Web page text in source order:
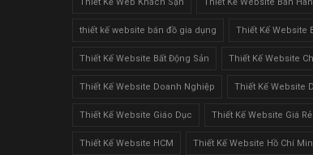
thiết kế website bán đồ gia dụng Thiết Kế Website
Thiết Kế Website Bất Động Sản Thiết Kế Website
Thiết Kế Website Doanh Nghiệp Thiết Kế Website
Thiết Kế Website Giáo Dục Thiết Kế Website Giá Rẻ
Thiết Kế Website HCM Thiết Kế Website Hồ Chí